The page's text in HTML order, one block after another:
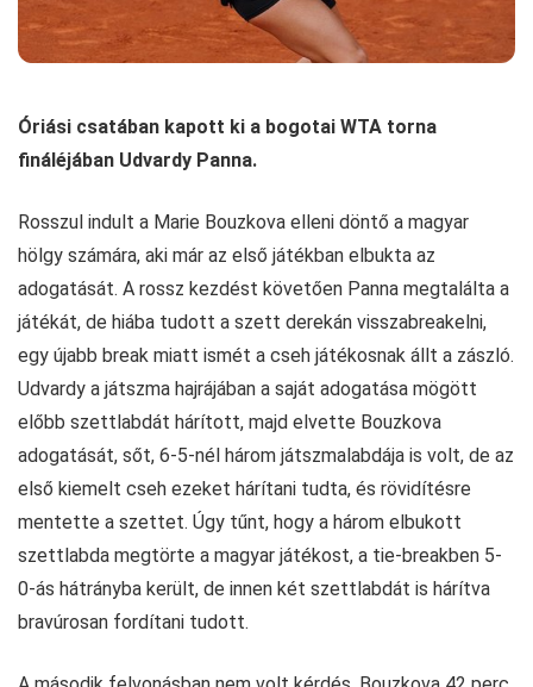
Óriási csatában kapott ki a bogotai WTA torna
fináléjában Udvardy Panna.
Rosszul indult a Marie Bouzkova elleni döntő a magyar
hölgy számára, aki már az első játékban elbukta az
adogatását. A rossz kezdést követően Panna megtalálta a
játékát, de hiába tudott a szett derekán visszabreakelni,
egy újabb break miatt ismét a cseh játékosnak állt a zászló.
Udvardy a játszma hajrájában a saját adogatása mögött
előbb szettlabdát hárított, majd elvette Bouzkova
adogatását, sőt, 6-5-nél három játszmalabdája is volt, de az
első kiemelt cseh ezeket hárítani tudta, és rövidítésre
mentette a szettet. Úgy tűnt, hogy a három elbukott
szettlabda megtörte a magyar játékost, a tie-breakben 5-
0-ás hátrányba került, de innen két szettlabdát is hárítva
bravúrosan fordítani tudott.